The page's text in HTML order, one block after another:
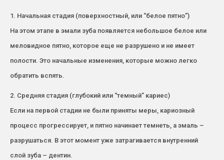
1. Начальная стадия (поверхностный, или “белое пятно”)
На этом этапе в эмали зуба появляется небольшое белое или
меловидное пятно, которое еще не разрушено и не имеет
полости. Это начальные изменения, которые можно легко
обратить вспять.
2. Средняя стадия (глубокий или “темный” кариес)
Если на первой стадии не были приняты меры, кариозный
процесс прогрессирует, и пятно начинает темнеть, а эмаль –
разрушаться. В этот момент уже затрагивается внутренний
слой зуба – дентин.